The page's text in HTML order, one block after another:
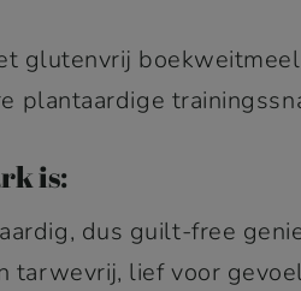
glutenvrij
plantaardige
is:
dus guilt-free
tarwevrij, lief voor